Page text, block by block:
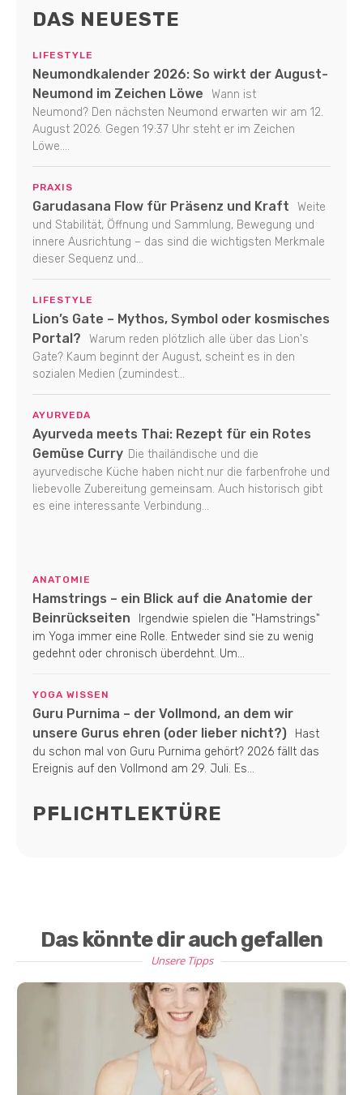
DAS NEUESTE
LIFESTYLE
Neumondkalender 2026: So wirkt der August-
Neumond im Zeichen Löwe
Wann ist
Neumond? Den nächsten Neumond erwarten wir am 12.
August 2026. Gegen 19:37 Uhr steht er im Zeichen
Löwe....
PRAXIS
Garudasana Flow für Präsenz und Kraft
Weite
und Stabilität, Öffnung und Sammlung, Bewegung und
innere Ausrichtung – das sind die wichtigsten Merkmale
dieser Sequenz und...
LIFESTYLE
Lion’s Gate – Mythos, Symbol oder kosmisches
Portal?
Warum reden plötzlich alle über das Lion's
Gate? Kaum beginnt der August, scheint es in den
sozialen Medien (zumindest...
AYURVEDA
Ayurveda meets Thai: Rezept für ein Rotes
Gemüse Curry Die thailändische und die
ayurvedische Küche haben nicht nur die farbenfrohe und
liebevolle Zubereitung gemeinsam. Auch historisch gibt
es eine interessante Verbindung...
ANATOMIE
Hamstrings – ein Blick auf die Anatomie der
Beinrückseiten
Irgendwie spielen die "Hamstrings"
im Yoga immer eine Rolle. Entweder sind sie zu wenig
gedehnt oder chronisch überdehnt. Um...
YOGA WISSEN
Guru Purnima – der Vollmond, an dem wir
unsere Gurus ehren (oder lieber nicht?)
Hast
du schon mal von Guru Purnima gehört? 2026 fällt das
Ereignis auf den Vollmond am 29. Juli. Es...
PFLICHTLEKTÜRE
Das könnte dir auch gefallen
Unsere Tipps